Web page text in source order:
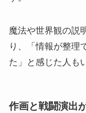
魔法や世界観の説
り、「情報が整理
た」と感じた人も
作画と戦闘演出